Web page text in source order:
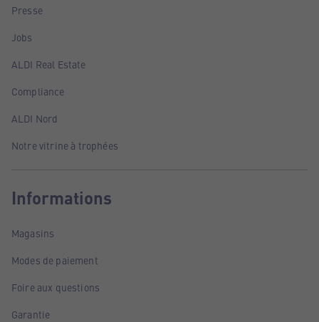
Presse
Jobs
ALDI Real Estate
Compliance
ALDI Nord
Notre vitrine à trophées
Informations
Magasins
Modes de paiement
Foire aux questions
Garantie